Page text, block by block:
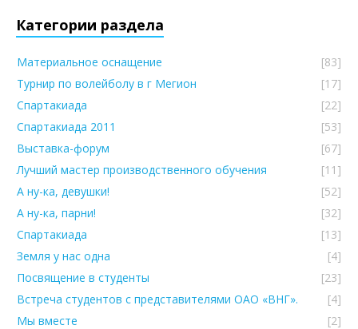
Категории раздела
Материальное оснащение
[83]
Турнир по волейболу в г Мегион
[17]
Спартакиада
[22]
Спартакиада 2011
[53]
Выставка-форум
[67]
Лучший мастер производственного обучения
[11]
А ну-ка, девушки!
[52]
А ну-ка, парни!
[32]
Спартакиада
[13]
Земля у нас одна
[4]
Посвящение в студенты
[23]
Встреча студентов с представителями ОАО «ВНГ».
[4]
Мы вместе
[2]